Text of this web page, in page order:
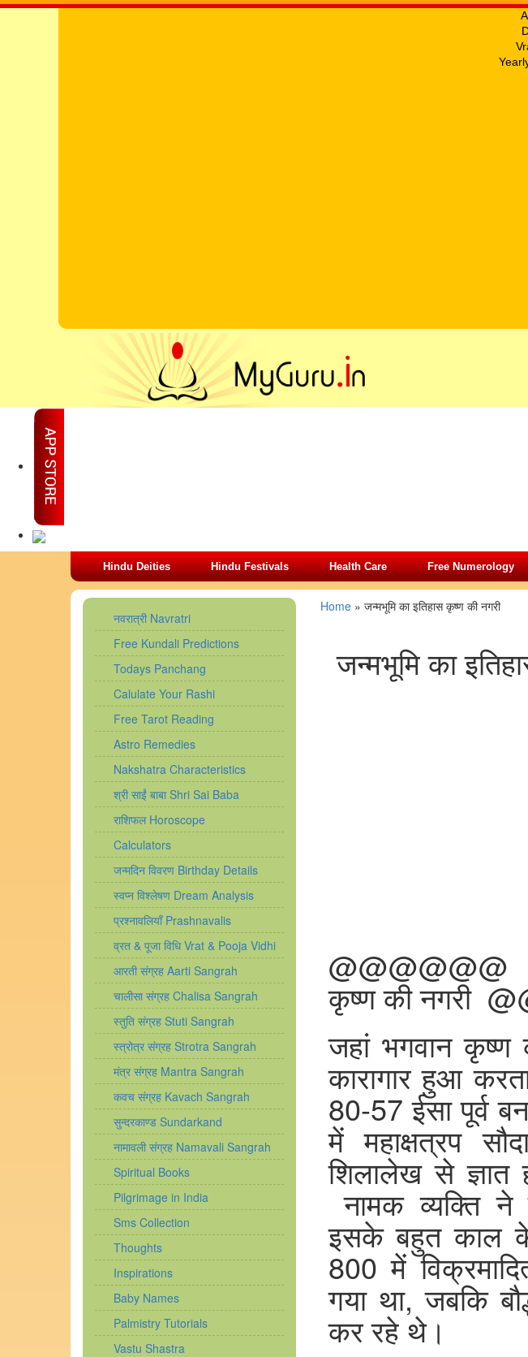
Hindu Deities Hindu Festivals Health Care Free Numerology
नवरात्री Navratri
Free Kundali Predictions
Todays Panchang
Calulate Your Rashi
Free Tarot Reading
Astro Remedies
Nakshatra Characteristics
श्री साईं बाबा Shri Sai Baba
राशिफल Horoscope
Calculators
जन्मदिन विवरण Birthday Details
स्वप्न विश्लेषण Dream Analysis
प्रश्नावलियाँ Prashnavalis
व्रत & पूजा विधि Vrat & Pooja Vidhi
आरती संग्रह Aarti Sangrah
चालीसा संग्रह Chalisa Sangrah
स्तुति संग्रह Stuti Sangrah
स्त्रोत्र संग्रह Strotra Sangrah
मंत्र संग्रह Mantra Sangrah
कवच संग्रह Kavach Sangrah
सुन्दरकाण्ड Sundarkand
नामावली संग्रह Namavali Sangrah
Spiritual Books
Pilgrimage in India
Sms Collection
Thoughts
Inspirations
Baby Names
Palmistry Tutorials
Vastu Shastra
Home» जन्मभूमि का इतिहास कृष्ण की नगरी
जन्मभूमि का
@@@@@@
कृष्ण की नगरी
जहां भगवान
कारागार हुआ
80-57 ईसा पूर्व
में महाक्षत्रप
शिलालेख से
नामक व्यक्ति ने
इसके बहुत काल
800 में
गया था, जबकि
कर रहे थे।